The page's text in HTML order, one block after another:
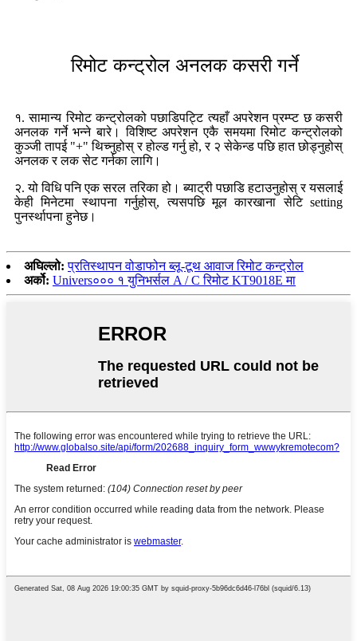
रिमोट कन्ट्रोल अनलक कसरी गर्ने
१. सामान्य रिमोट कन्ट्रोलको पछाडिपट्टि त्यहाँ अपरेशन प्रम्प्ट छ कसरी
अनलक गर्ने भन्ने बारे। विशिष्ट अपरेशन एकै समयमा रिमोट कन्ट्रोलको
कुञ्जी तापई "+" थिच्नुहोस् र होल्ड गर्नु हो, र २ सेकेन्ड पछि हात छोड्नुहोस्
अनलक र लक सेट गर्नका लागि।
२. यो विधि पनि एक सरल तरिका हो। ब्याट्री पछाडि हटाउनुहोस् र यसलाई
केही मिनेटमा स्थापना गर्नुहोस्, त्यसपछि मूल कारखाना सेटि setting
पुनर्स्थापना हुनेछ।
अघिल्लो: प्रतिस्थापन वोडाफोन ब्लू-टूथ आवाज रिमोट कन्ट्रोल
अर्को: Univers००० १ युनिभर्सल A / C रिमोट KT9018E मा